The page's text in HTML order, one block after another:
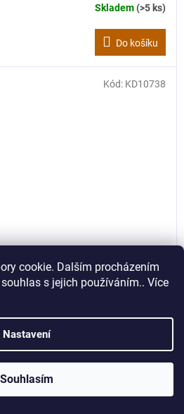
cookie. Dalším procházením
s jejich používáním.. Více
Nastavení
Souhlasím
Skladem(>5 ks)
Do košíku
a obklady podtlaková s
kg, Kraft&Dele KD10738
Kód: KD10738